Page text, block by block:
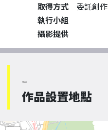
取得方式
委託創作
執行小組
攝影提供
Map
作品設置地點